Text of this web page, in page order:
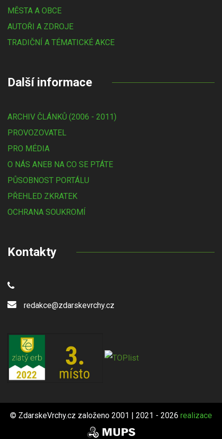
MĚSTA A OBCE
AUTOŘI A ZDROJE
TRADIČNÍ A TÉMATICKÉ AKCE
Další informace
ARCHIV ČLÁNKŮ (2006 - 2011)
PROVOZOVATEL
PRO MÉDIA
O NÁS ANEB NA CO SE PTÁTE
PŮSOBNOST PORTÁLU
PŘEHLED ZKRATEK
OCHRANA SOUKROMÍ
Kontakty
redakce@zdarskevrchy.cz
© ZdarskeVrchy.cz založeno 2001 | 2021 - 2026 realizace